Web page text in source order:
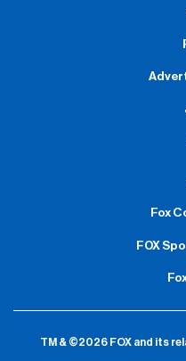
Fox
FOX
TM & ©2026 FOX and its